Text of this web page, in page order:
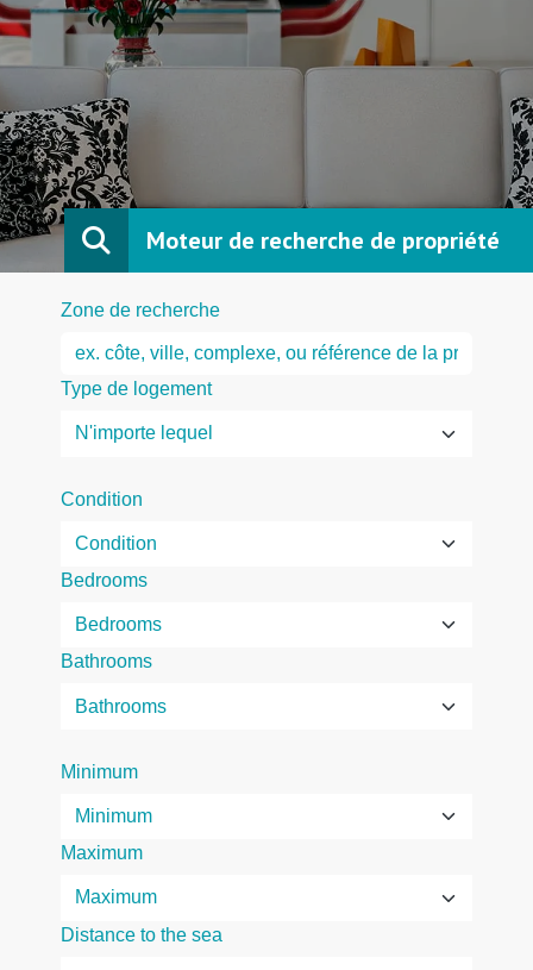
Moteur de recherche de propriété
Zone de recherche
Type de logement
Condition
Bedrooms
Bathrooms
Minimum
Maximum
Distance to the sea